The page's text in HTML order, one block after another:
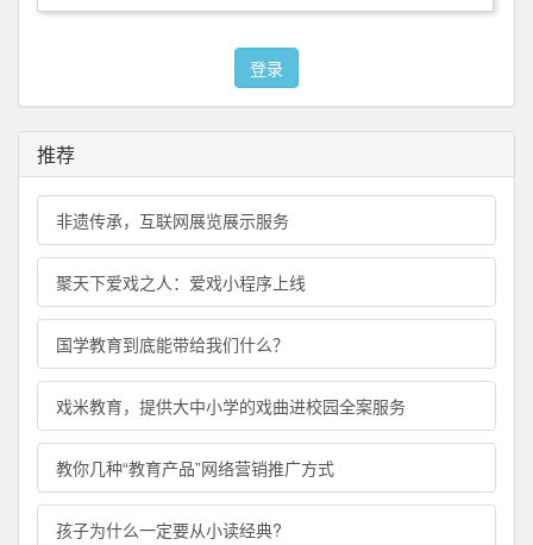
登录
推荐
非遗传承，互联网展览展示服务
聚天下爱戏之人：爱戏小程序上线
国学教育到底能带给我们什么？
戏米教育，提供大中小学的戏曲进校园全案服务
教你几种“教育产品”网络营销推广方式
孩子为什么一定要从小读经典?